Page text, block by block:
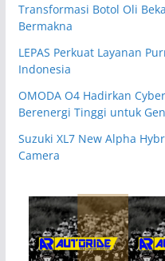
Transformasi Botol Oli
Bermakna
LEPAS Perkuat Layanan
Indonesia
OMODA O4 Hadirkan
Berenergi Tinggi untuk
Suzuki XL7 New Alpha
Camera